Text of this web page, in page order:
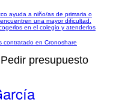
ayuda a niño/as de primaria o
una mayor dificultad.
en el colegio y atenderlos
contratado en Cronoshare
Pedir presupuesto